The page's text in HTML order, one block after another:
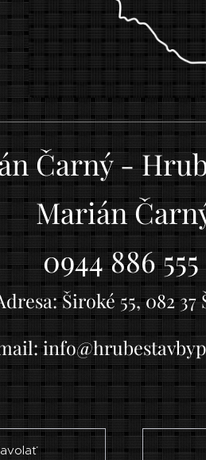
Čarný -
Marián
0944 886 555
Široké 55, 082 37